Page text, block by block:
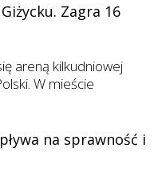
Zagra 16
areną kilkudniowej
W mieście
na sprawność i